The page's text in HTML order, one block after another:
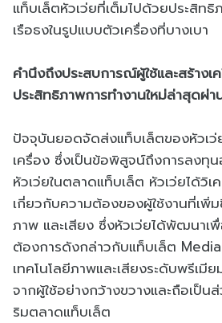
แท็บเล็ตหัวเว่ยที่เต็มไปด้วยประสิท
เรือธงในรูปแบบตัวเครื่องที่บางเบา
คำนึงถึงประสบการณ์ผู้ใช้และสร้างเ
ประสิทธิภาพการทำงานใหม่ล่าสุดผ่
ปัจจุบันยอดจัดส่งแท็บเล็ตของหัวเว่
เครื่อง ซึ่งเป็นข้อพิสูจน์ถึงการลงทุ
หัวเว่ยในตลาดแท็บเล็ต หัวเว่ยได้วิเ
เกี่ยวกับความต้องของผู้ใช้งานที่เพิ่
ภาพ และเสียง ซึ่งหัวเว่ยได้พัฒนาเ
ต้องการดังกล่าวกับแท็บเล็ต
เทคโนโลยีภาพและเสียงระดับพรีเมี
จากผู้ใช้อย่างกว้างขวางและถือเป็น
ริมตลาดแท็บเล็ต